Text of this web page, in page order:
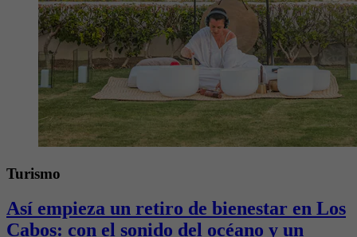
Turismo
Así empieza un retiro de bienestar en Los
Cabos: con el sonido del océano y un